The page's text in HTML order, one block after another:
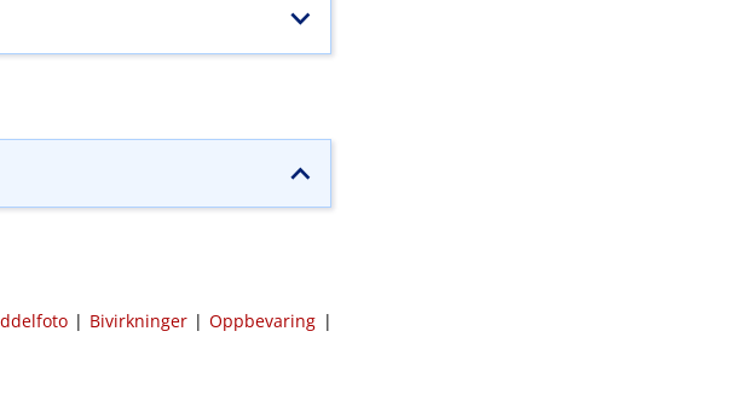
| Bivirkninger | Oppbevaring |